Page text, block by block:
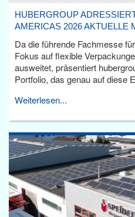
HUBERGROUP
AMERICAS 2026 AKTUELLE
Da die führende Fachmesse
Fokus auf flexible
ausweitet, präsentiert
Portfolio, das genau auf diese
Weiterlesen...